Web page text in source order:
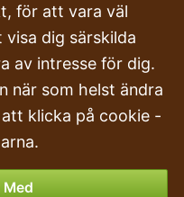
för att vara väl
dig särskilda
av intresse för dig.
när som helst ändra
klicka på cookie -